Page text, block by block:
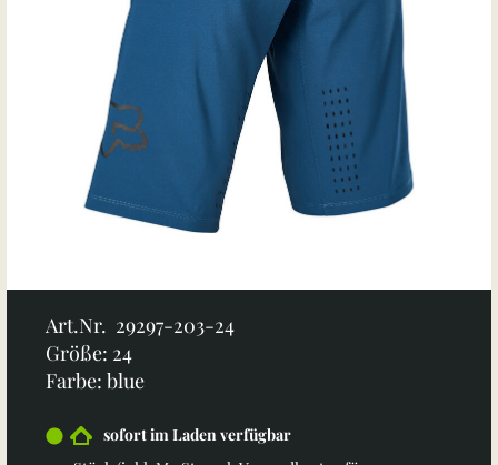
Art.Nr. 29297-203-24
Größe: 24
Farbe: blue
sofort im Laden verfügbar